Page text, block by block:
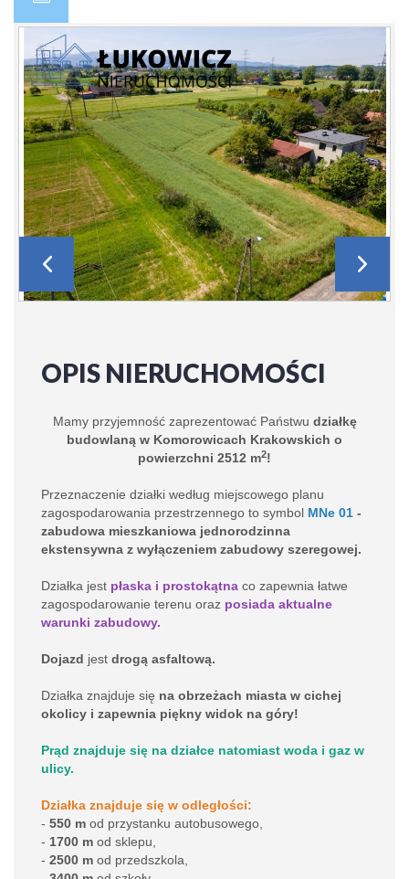
OPIS NIERUCHOMOŚCI
Mamy przyjemność zaprezentować Państwu działkę
budowlaną w Komorowicach Krakowskich o
powierzchni 2512 m2!
Przeznaczenie działki według miejscowego planu
zagospodarowania przestrzennego to symbol MNe 01 -
zabudowa mieszkaniowa jednorodzinna
ekstensywna z wyłączeniem zabudowy szeregowej.
Działka jest płaska i prostokątna co zapewnia łatwe
zagospodarowanie terenu oraz posiada aktualne
warunki zabudowy.
Dojazd jest drogą asfaltową.
Działka znajduje się na obrzeżach miasta w cichej
okolicy i zapewnia piękny widok na góry!
Prąd znajduje się na działce natomiast woda i gaz w
ulicy.
Działka znajduje się w odległości:
- 550 m od przystanku autobusowego,
- 1700 m od sklepu,
- 2500 m od przedszkola,